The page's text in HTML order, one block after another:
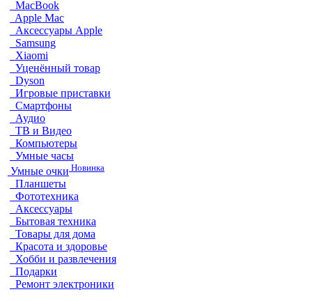
MacBook
Apple Mac
Аксессуары Apple
Samsung
Xiaomi
Уценённый товар
Dyson
Игровые приставки
Смартфоны
Аудио
ТВ и Видео
Компьютеры
Умные часы
Умные очки Новинка
Планшеты
Фототехника
Аксессуары
Бытовая техника
Товары для дома
Красота и здоровье
Хобби и развлечения
Подарки
Ремонт электроники